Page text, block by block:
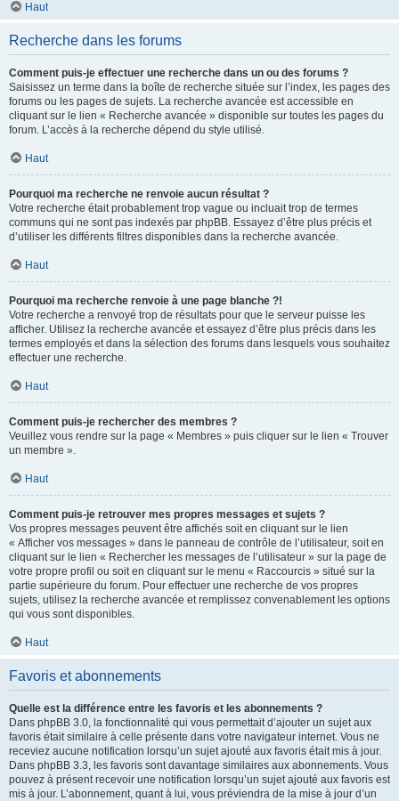
Haut
Recherche dans les forums
Comment puis-je effectuer une recherche dans un ou des forums ?
Saisissez un terme dans la boîte de recherche située sur l’index, les pages des
forums ou les pages de sujets. La recherche avancée est accessible en
cliquant sur le lien « Recherche avancée » disponible sur toutes les pages du
forum. L’accès à la recherche dépend du style utilisé.
Haut
Pourquoi ma recherche ne renvoie aucun résultat ?
Votre recherche était probablement trop vague ou incluait trop de termes
communs qui ne sont pas indexés par phpBB. Essayez d’être plus précis et
d’utiliser les différents filtres disponibles dans la recherche avancée.
Haut
Pourquoi ma recherche renvoie à une page blanche ?!
Votre recherche a renvoyé trop de résultats pour que le serveur puisse les
afficher. Utilisez la recherche avancée et essayez d’être plus précis dans les
termes employés et dans la sélection des forums dans lesquels vous souhaitez
effectuer une recherche.
Haut
Comment puis-je rechercher des membres ?
Veuillez vous rendre sur la page « Membres » puis cliquer sur le lien « Trouver
un membre ».
Haut
Comment puis-je retrouver mes propres messages et sujets ?
Vos propres messages peuvent être affichés soit en cliquant sur le lien
« Afficher vos messages » dans le panneau de contrôle de l’utilisateur, soit en
cliquant sur le lien « Rechercher les messages de l’utilisateur » sur la page de
votre propre profil ou soit en cliquant sur le menu « Raccourcis » situé sur la
partie supérieure du forum. Pour effectuer une recherche de vos propres
sujets, utilisez la recherche avancée et remplissez convenablement les options
qui vous sont disponibles.
Haut
Favoris et abonnements
Quelle est la différence entre les favoris et les abonnements ?
Dans phpBB 3.0, la fonctionnalité qui vous permettait d’ajouter un sujet aux
favoris était similaire à celle présente dans votre navigateur internet. Vous ne
receviez aucune notification lorsqu’un sujet ajouté aux favoris était mis à jour.
Dans phpBB 3.3, les favoris sont davantage similaires aux abonnements. Vous
pouvez à présent recevoir une notification lorsqu’un sujet ajouté aux favoris est
mis à jour. L’abonnement, quant à lui, vous préviendra de la mise à jour d’un